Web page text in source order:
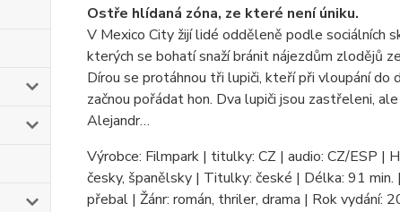
Ostře hlídaná zóna, ze které není úniku.
V Mexico City žijí lidé odděleně podle sociálních
kterých se bohatí snaží bránit nájezdům zlodějů
Dírou se protáhnou tři lupiči, kteří při vloupání do
začnou pořádat hon. Dva lupiči jsou zastřeleni,
Alejandr…
Výrobce: Filmpark | titulky: CZ | audio: CZ/ESP |
česky, španělsky | Titulky: české | Délka: 91
přebal | Žánr: román, thriler, drama | Rok vydání: